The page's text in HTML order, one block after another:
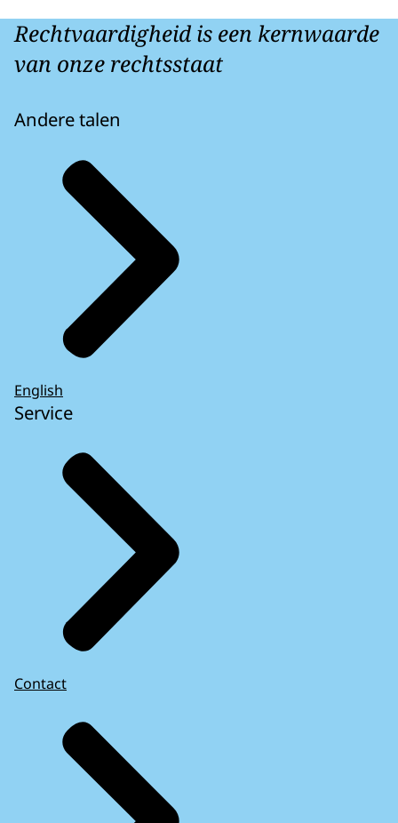
Rechtvaardigheid is een kernwaarde
van onze rechtsstaat
Andere talen
English
Service
Contact